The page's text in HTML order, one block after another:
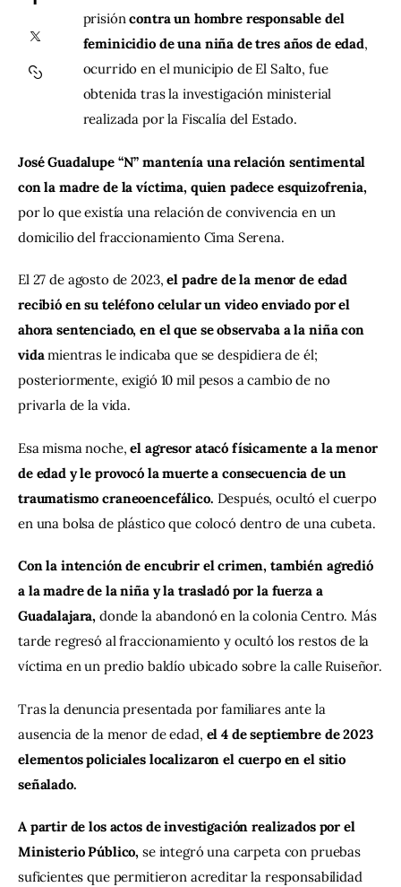
Contacto
prisión contra un hombre responsable del
feminicidio de una niña de tres años de edad,
ocurrido en el municipio de El Salto, fue
obtenida tras la investigación ministerial
realizada por la Fiscalía del Estado.
José Guadalupe “N” mantenía una relación sentimental
con la madre de la víctima, quien padece esquizofrenia,
por lo que existía una relación de convivencia en un
domicilio del fraccionamiento Cima Serena.
El 27 de agosto de 2023, el padre de la menor de edad
recibió en su teléfono celular un video enviado por el
ahora sentenciado, en el que se observaba a la niña con
vida mientras le indicaba que se despidiera de él;
posteriormente, exigió 10 mil pesos a cambio de no
privarla de la vida.
Esa misma noche, el agresor atacó físicamente a la menor
de edad y le provocó la muerte a consecuencia de un
traumatismo craneoencefálico. Después, ocultó el cuerpo
en una bolsa de plástico que colocó dentro de una cubeta.
Con la intención de encubrir el crimen, también agredió
a la madre de la niña y la trasladó por la fuerza a
Guadalajara, donde la abandonó en la colonia Centro. Más
tarde regresó al fraccionamiento y ocultó los restos de la
víctima en un predio baldío ubicado sobre la calle Ruiseñor.
Tras la denuncia presentada por familiares ante la
ausencia de la menor de edad, el 4 de septiembre de 2023
elementos policiales localizaron el cuerpo en el sitio
señalado.
A partir de los actos de investigación realizados por el
Ministerio Público, se integró una carpeta con pruebas
suficientes que permitieron acreditar la responsabilidad